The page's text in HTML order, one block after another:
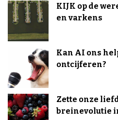
KIJK op de
en varkens
Kan AI ons
ontcijferen?
Zette onze
breinevolutie